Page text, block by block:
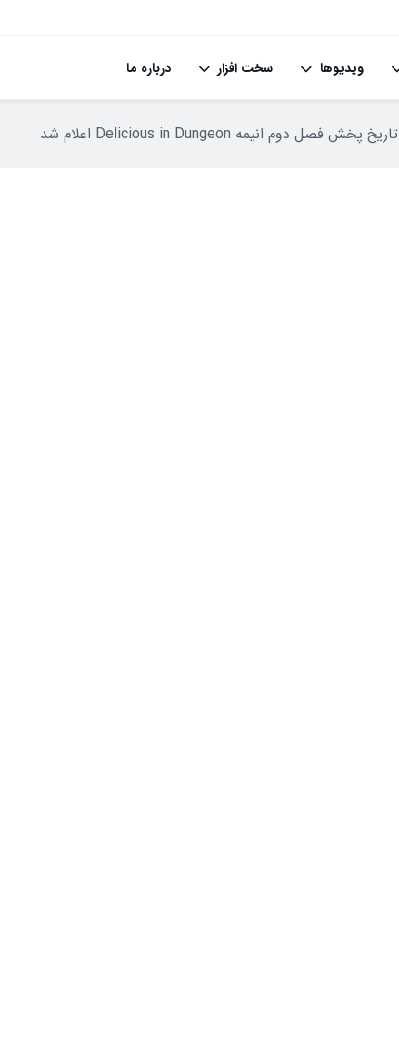
ویدیوها سخت افزار درباره ما
تاریخ پخش فصل دوم انیمه Delicious in Dungeon اعلام شد